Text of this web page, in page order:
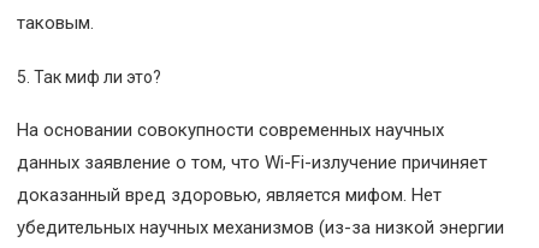
таковым.
Так миф ли это?
На основании совокупности современных научных
данных заявление о том, что Wi-Fi-излучение причиняет
доказанный вред здоровью, является мифом. Нет
убедительных научных механизмов (из-за низкой энергии